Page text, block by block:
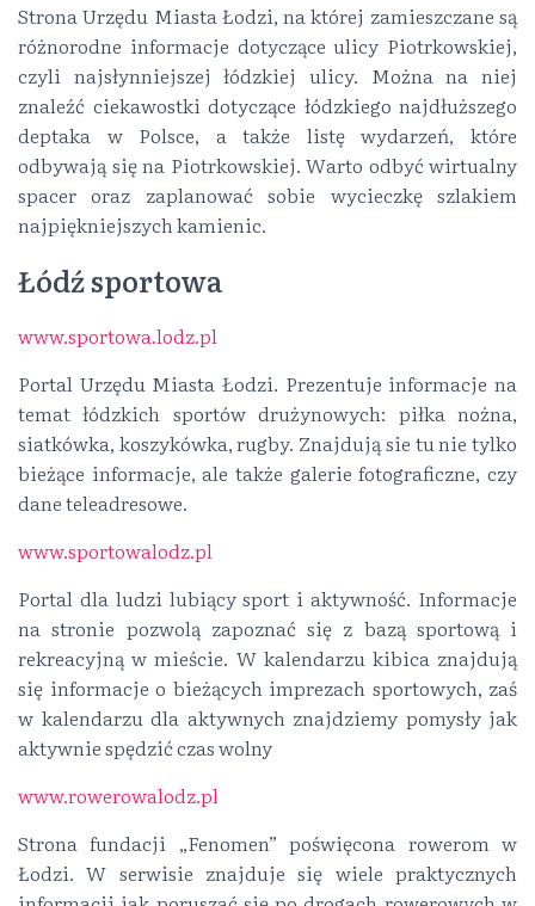
Strona Urzędu Miasta Łodzi, na której zamieszczane są
różnorodne informacje dotyczące ulicy Piotrkowskiej,
czyli najsłynniejszej łódzkiej ulicy. Można na niej
znaleźć ciekawostki dotyczące łódzkiego najdłuższego
deptaka w Polsce, a także listę wydarzeń, które
odbywają się na Piotrkowskiej. Warto odbyć wirtualny
spacer oraz zaplanować sobie wycieczkę szlakiem
najpiękniejszych kamienic.
Łódź sportowa
www.sportowa.lodz.pl
Portal Urzędu Miasta Łodzi. Prezentuje informacje na
temat łódzkich sportów drużynowych: piłka nożna,
siatkówka, koszykówka, rugby. Znajdują sie tu nie tylko
bieżące informacje, ale także galerie fotograficzne, czy
dane teleadresowe.
www.sportowalodz.pl
Portal dla ludzi lubiący sport i aktywność. Informacje
na stronie pozwolą zapoznać się z bazą sportową i
rekreacyjną w mieście. W kalendarzu kibica znajdują
się informacje o bieżących imprezach sportowych, zaś
w kalendarzu dla aktywnych znajdziemy pomysły jak
aktywnie spędzić czas wolny
www.rowerowalodz.pl
Strona fundacji „Fenomen” poświęcona rowerom w
Łodzi. W serwisie znajduje się wiele praktycznych